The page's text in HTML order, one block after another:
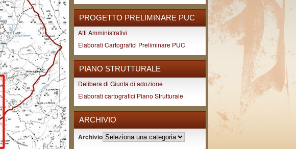
PROGETTO PRELIMINARE PUC
Atti Amministrativi
Elaborati Cartografici Preliminare PUC
PIANO STRUTTURALE
Delibera di Giunta di adozione
Elaborati cartografici Piano Strutturale
ARCHIVIO
Archivio